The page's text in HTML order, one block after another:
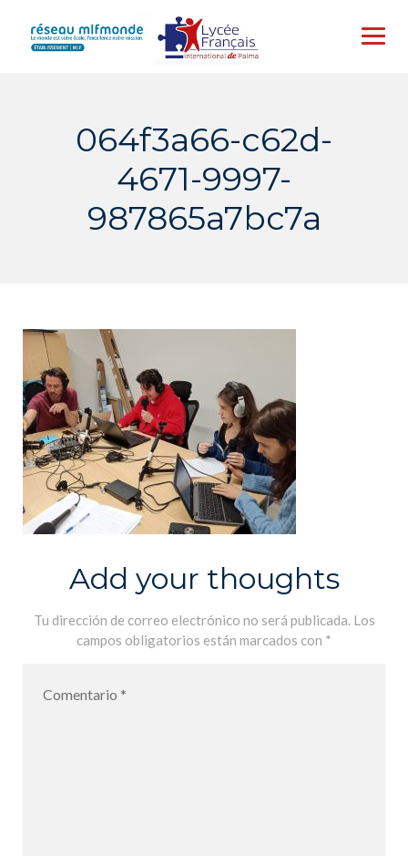
content
064f3a66-c62d-
4671-9997-
987865a7bc7a
Add your thoughts
Tu dirección de correo electrónico no será publicada. Los
campos obligatorios están marcados con *